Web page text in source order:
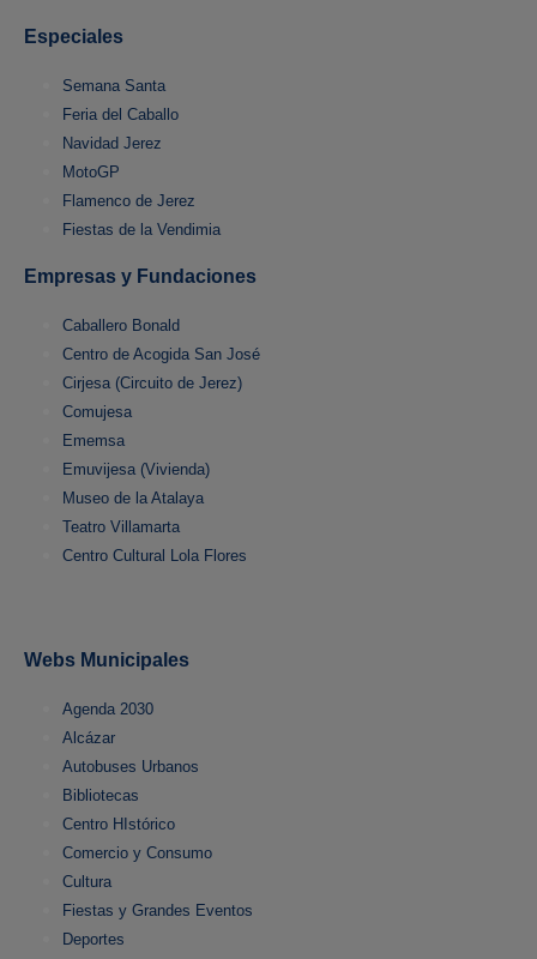
Especiales
Semana Santa
Feria del Caballo
Navidad Jerez
MotoGP
Flamenco de Jerez
Fiestas de la Vendimia
Empresas y Fundaciones
Caballero Bonald
Centro de Acogida San José
Cirjesa (Circuito de Jerez)
Comujesa
Ememsa
Emuvijesa (Vivienda)
Museo de la Atalaya
Teatro Villamarta
Centro Cultural Lola Flores
Webs Municipales
Agenda 2030
Alcázar
Autobuses Urbanos
Bibliotecas
Centro HIstórico
Comercio y Consumo
Cultura
Fiestas y Grandes Eventos
Deportes